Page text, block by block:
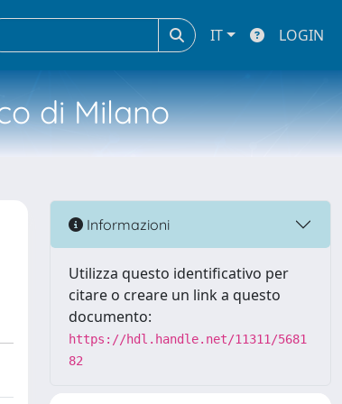
IT LOGIN
di Milano
Informazioni
Utilizza questo identificativo per
citare o creare un link a questo
documento:
https://hdl.handle.net/11311/5681
82